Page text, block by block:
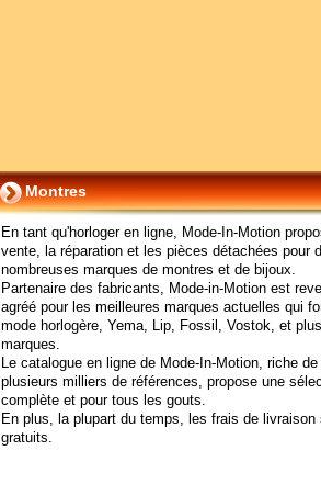
Montres
En tant qu'horloger en ligne, Mode-In-Motion
vente, la réparation et les pièces détachées pour
nombreuses marques de montres et de bijoux.
Partenaire des fabricants, Mode-in-Motion est
agréé pour les meilleures marques actuelles qui
mode horlogère, Yema, Lip, Fossil, Vostok, et
marques.
Le catalogue en ligne de Mode-In-Motion, riche de
plusieurs milliers de références, propose une
complète et pour tous les gouts.
En plus, la plupart du temps, les frais de livraison
gratuits.